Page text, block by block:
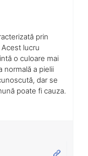
prin
lucru
o culoare mai
normală a pielii
dar se
poate fi cauza.